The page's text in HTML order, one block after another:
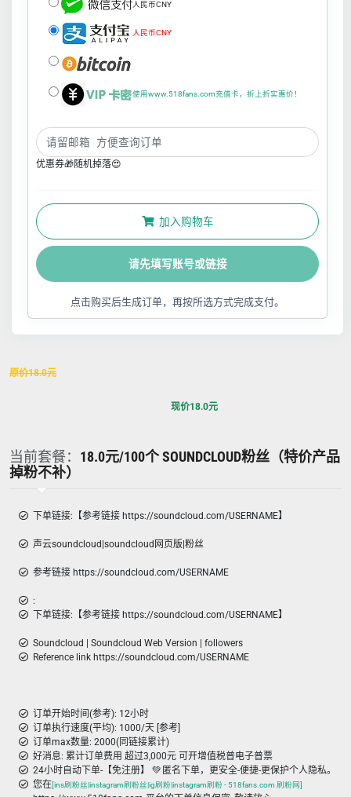
人民币CNY
人民币CNY
使用www.518fans.com充值卡，折上折实惠价！
优惠券🎁随机掉落😍
加入购物车
请先填写账号或链接
点击购买后生成订单，再按所选方式完成支付。
原价18.0元
现价18.0元
当前套餐： 18.0元/100个 SOUNDCLOUD粉丝（特价产品
掉粉不补）
下单链接:【参考链接 https://soundcloud.com/USERNAME】
声云soundcloud|soundcloud网页版|粉丝
参考链接 https://soundcloud.com/USERNAME
:
下单链接:【参考链接 https://soundcloud.com/USERNAME】
Soundcloud | Soundcloud Web Version | followers
Reference link https://soundcloud.com/USERNAME
订单开始时间(参考): 12小时
订单执行速度(平均): 1000/天 [参考]
订单max数量: 2000(同链接累计)
好消息: 累计订单费用 超过3,000元 可开增值税普电子普票
24小时自动下单-【免注册】 💚 匿名下单，更安全-便捷-更保护个人隐私。
您在[ins刷粉丝|instagram刷粉丝|ig刷粉|instagram刷粉 - 518fans.com 刷粉网]